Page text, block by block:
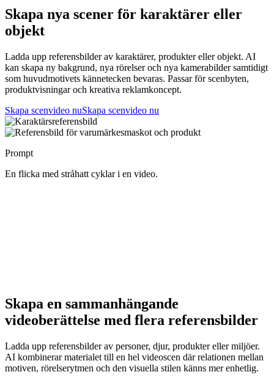
Skapa nya scener för karaktärer eller
objekt
Ladda upp referensbilder av karaktärer, produkter eller objekt. AI
kan skapa ny bakgrund, nya rörelser och nya kamerabilder samtidigt
som huvudmotivets kännetecken bevaras. Passar för scenbyten,
produktvisningar och kreativa reklamkoncept.
Skapa scenvideo nuSkapa scenvideo nu
Prompt
En flicka med stråhatt cyklar i en video.
Skapa en sammanhängande
videoberättelse med flera referensbilder
Ladda upp referensbilder av personer, djur, produkter eller miljöer.
AI kombinerar materialet till en hel videoscen där relationen mellan
motiven, rörelserytmen och den visuella stilen känns mer enhetlig.